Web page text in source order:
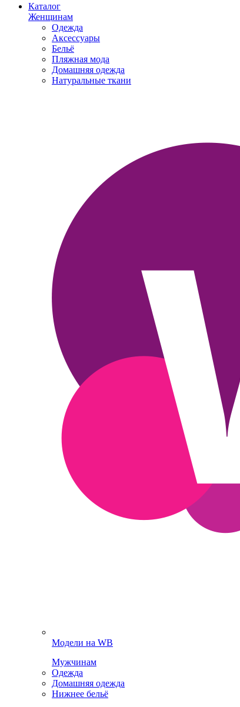
Каталог
Женщинам
Одежда
Аксессуары
Бельё
Пляжная мода
Домашняя одежда
Натуральные ткани
Модели на WB
Мужчинам
Одежда
Домашняя одежда
Нижнее бельё